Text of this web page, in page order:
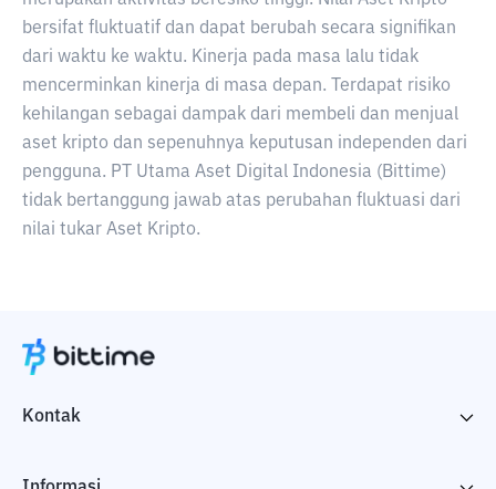
bersifat fluktuatif dan dapat berubah secara signifikan
dari waktu ke waktu. Kinerja pada masa lalu tidak
mencerminkan kinerja di masa depan. Terdapat risiko
kehilangan sebagai dampak dari membeli dan menjual
aset kripto dan sepenuhnya keputusan independen dari
pengguna. PT Utama Aset Digital Indonesia (Bittime)
tidak bertanggung jawab atas perubahan fluktuasi dari
nilai tukar Aset Kripto.
Kontak